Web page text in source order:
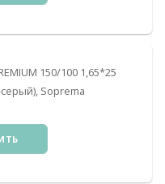
150/100 1,65*25
серый), Soprema